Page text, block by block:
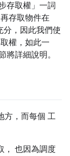
存取權」 一詞
存取物件在
分，因此我們使
權，如此一
將詳細說明。
方，而每個 工
， 也因為調度